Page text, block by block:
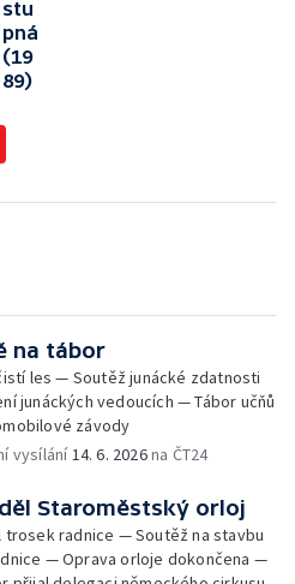
stu
pná
(19
89)
na tábor
les — Soutěž junácké zdatnosti
junáckých vedoucích — Tábor učňů
závody
vysílání14. 6. 2026na ČT24
Staroměstský orloj
radnice — Soutěž na stavbu
— Oprava orloje dokončena —